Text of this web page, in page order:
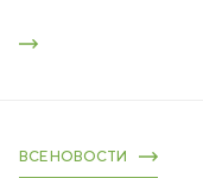
ВСЕ НОВОСТИ